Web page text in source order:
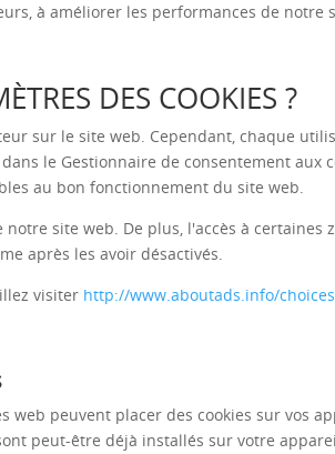
à améliorer les performances de notre
DES COOKIES ?
sur le site web. Cependant, chaque
le Gestionnaire de consentement aux
au bon fonctionnement du site web.
site web. De plus, l'accès à certaines
après les avoir désactivés.
visiter http://www.aboutads.info/
peuvent placer des cookies sur vos
peut-être déjà installés sur votre